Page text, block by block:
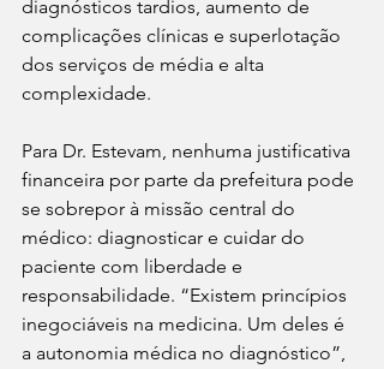
diagnósticos tardios, aumento de
complicações clínicas e superlotação
dos serviços de média e alta
complexidade.
Para Dr. Estevam, nenhuma justificativa
financeira por parte da prefeitura pode
se sobrepor à missão central do
médico: diagnosticar e cuidar do
paciente com liberdade e
responsabilidade. “Existem princípios
inegociáveis na medicina. Um deles é
a autonomia médica no diagnóstico”,